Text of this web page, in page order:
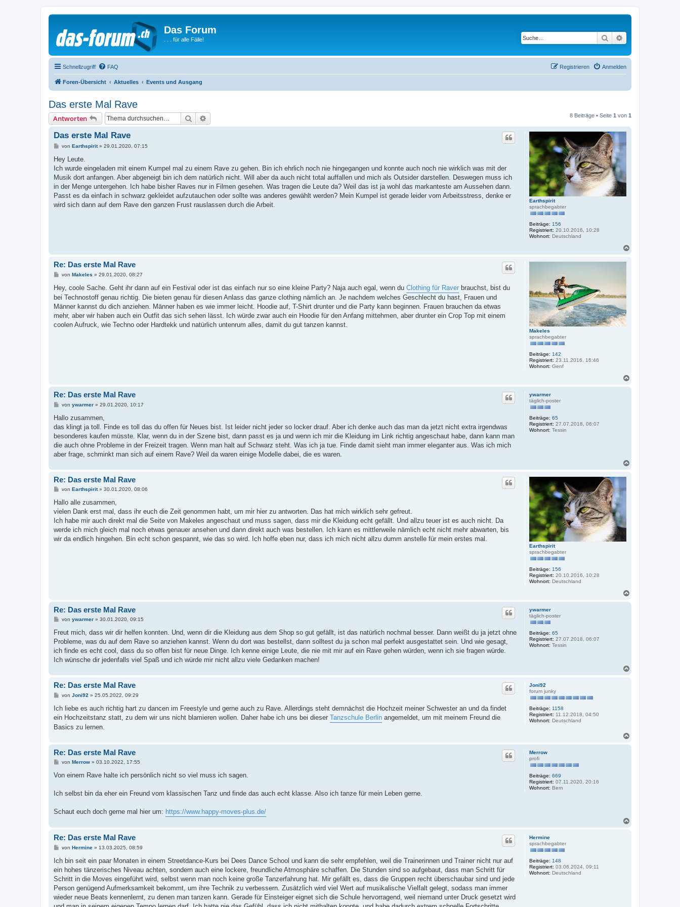
Das Forum
. . . für alle Fälle! Suche
Schnellzugriff FAQ Anmelden
Registrieren
Foren-Übersicht Aktuelles Events und Ausgang
Das erste Mal Rave
Antworten Suche 8 Beiträge • Seite 1 von 1
Earthspirit
sprachbegabter
Beiträge: 156
Registriert: 20.10.2016, 10:28
Wohnort: Deutschland
Das erste Mal Rave
B
i
r
a
von Earthspirit» 29.01.2020, 07:15
Hey Leute.
Ich wurde eingeladen mit einem Kumpel mal zu einem Rave zu gehen. Bin ich ehrlich noch nie hingegangen und konnte auch noch nie wirklich was mit der
Musik dort anfangen. Aber abgeneigt bin ich dem natürlich nicht. Will aber da auch nicht total auffallen und mich als Outsider darstellen. Deswegen muss ich
in der Menge untergehen. Ich habe bisher Raves nur in Filmen gesehen. Was tragen die Leute da? Weil das ist ja wohl das markanteste am Aussehen dann.
Passt es da einfach in schwarz gekleidet aufzutauchen oder sollte was anderes gewählt werden? Mein Kumpel ist gerade leider vom Arbeitsstress, denke er
wird sich dann auf dem Rave den ganzen Frust rauslassen durch die Arbeit.
Makeles
sprachbegabter
Beiträge: 142
Registriert: 23.11.2016, 16:46
Wohnort: Genf
Re: Das erste Mal Rave
B
i
r
a
g
von Makeles » 29.01.2020, 08:27
Hey, coole Sache. Geht ihr dann auf ein Festival oder ist das einfach nur so eine kleine Party? Naja auch egal, wenn du Clothing für Raver brauchst, bist du
bei Technostoff genau richtig. Die bieten genau für diesen Anlass das ganze clothing nämlich an. Je nachdem welches Geschlecht du hast, Frauen und
Männer kannst du dich anziehen. Männer haben es wie immer leicht. Hoodie auf, T-Shirt drunter und die Party kann beginnen. Frauen brauchen da etwas
mehr, aber wir haben auch ein Outfit das sich sehen lässt. Ich würde zwar auch ein Hoodie für den Anfang mittehmen, aber drunter ein Crop Top mit einem
coolen Aufruck, wie Techno oder Hardtekk und natürlich untenrum alles, damit du gut tanzen kannst.
ywarmer
täglich-poster
Beiträge: 65
Registriert: 27.07.2018, 06:07
Wohnort: Tessin
Re: Das erste Mal Rave
B
i
r
a
von ywarmer» 29.01.2020, 10:17
Hallo zusammen,
das klingt ja toll. Finde es toll das du offen für Neues bist. Ist leider nicht jeder so locker drauf. Aber ich denke auch das man da jetzt nicht extra irgendwas
besonderes kaufen müsste. Klar, wenn du in der Szene bist, dann passt es ja und wenn ich mir die Kleidung im Link richtig angeschaut habe, dann kann man
die auch ohne Probleme in der Freizeit tragen. Wenn man halt auf Schwarz steht. Was ich ja tue. Finde damit sieht man immer eleganter aus. Was ich mich
aber frage, schminkt man sich auf einem Rave? Weil da waren einige Modelle dabei, die es waren.
Earthspirit
sprachbegabter
Beiträge: 156
Registriert: 20.10.2016, 10:28
Wohnort: Deutschland
Re: Das erste Mal Rave
B
i
r
a
von Earthspirit» 30.01.2020, 08:06
Hallo alle zusammen,
vielen Dank erst mal, dass ihr euch die Zeit genommen habt, um mir hier zu antworten. Das hat mich wirklich sehr gefreut.
Ich habe mir auch direkt mal die Seite von Makeles angeschaut und muss sagen, dass mir die Kleidung echt gefällt. Und allzu teuer ist es auch nicht. Da
werde ich mich gleich mal noch etwas genauer ansehen und dann direkt auch was bestellen. Ich kann es mittlerweile nämlich echt nicht mehr abwarten, bis
wir da endlich hingehen. Bin echt schon gespannt, wie das so wird. Ich hoffe eben nur, dass ich mich nicht allzu dumm anstelle für mein erstes mal.
ywarmer
täglich-poster
Beiträge: 65
Registriert: 27.07.2018, 06:07
Wohnort: Tessin
Re: Das erste Mal Rave
B
i
r
a
von ywarmer» 30.01.2020, 09:15
Freut mich, dass wir dir helfen konnten. Und, wenn dir die Kleidung aus dem Shop so gut gefällt, ist das natürlich nochmal besser. Dann weißt du ja jetzt ohne
Probleme, was du auf dem Rave so anziehen kannst. Wenn du dort was bestellst, dann solltest du ja schon mal perfekt ausgestattet sein. Und wie gesagt,
ich finde es echt cool, dass du so offen bist für neue Dinge. Ich kenne einige Leute, die nie mit mir auf ein Rave gehen würden, wenn ich sie fragen würde.
Ich wünsche dir jedenfalls viel Spaß und ich würde mir nicht allzu viele Gedanken machen!
Joni92
forum junky
Beiträge: 1158
Registriert: 11.12.2018, 04:50
Wohnort: Deutschland
Re: Das erste Mal Rave
B
i
r
a
g
von Joni92 » 25.05.2022, 09:29
Ich liebe es auch richtig hart zu dancen im Freestyle und gerne auch zu Rave. Allerdings steht demnächst die Hochzeit meiner Schwester an und da findet
ein Hochzeitstanz statt, zu dem wir uns nicht blamieren wollen. Daher habe ich uns bei dieser Tanzschule Berlin angemeldet, um mit meinem Freund die
Basics zu lernen.
Merrow
profi
Beiträge: 669
Registriert: 07.11.2020, 20:16
Wohnort: Bern
Re: Das erste Mal Rave
B
i
a
von Merrow» 03.10.2022, 17:55
Von einem Rave halte ich persönlich nicht so viel muss ich sagen.
Ich selbst bin da eher ein Freund vom klassischen Tanz und finde das auch echt klasse. Also ich tanze für mein Leben gerne.
Schaut euch doch gerne mal hier um: https://www.happy-moves-plus.de/
Hermine
sprachbegabter
Beiträge: 148
Registriert: 03.06.2024, 09:11
Wohnort: Deutschland
Re: Das erste Mal Rave
B
i
r
a
von Hermine» 13.03.2025, 08:59
Ich bin seit ein paar Monaten in einem Streetdance-Kurs bei Dees Dance School und kann die sehr empfehlen, weil die Trainerinnen und Trainer nicht nur auf
ein hohes tänzerisches Niveau achten, sondern auch eine lockere, freundliche Atmosphäre schaffen. Die Stunden sind so aufgebaut, dass man Schritt für
Schritt in die Moves eingeführt wird, selbst wenn man noch keine große Tanzerfahrung hat. Mir gefällt es, dass die Gruppen recht überschaubar sind und jede
Person genügend Aufmerksamkeit bekommt, um ihre Technik zu verbessern. Zusätzlich wird viel Wert auf musikalische Vielfalt gelegt, sodass man immer
wieder neue Beats kennenlernt, zu denen man tanzen kann. Gerade für Einsteiger eignet sich die Schule hervorragend, weil niemand unter Druck gesetzt wird